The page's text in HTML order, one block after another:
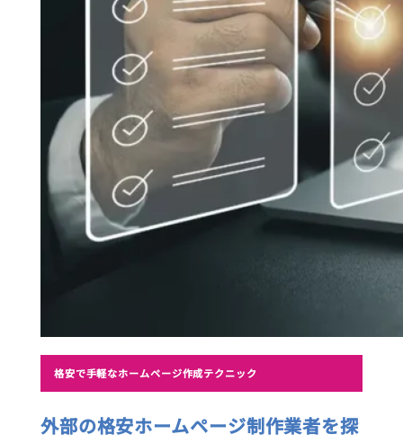
格安で手軽なホームページ作成テクニック
外部の格安ホームページ制作業者を探